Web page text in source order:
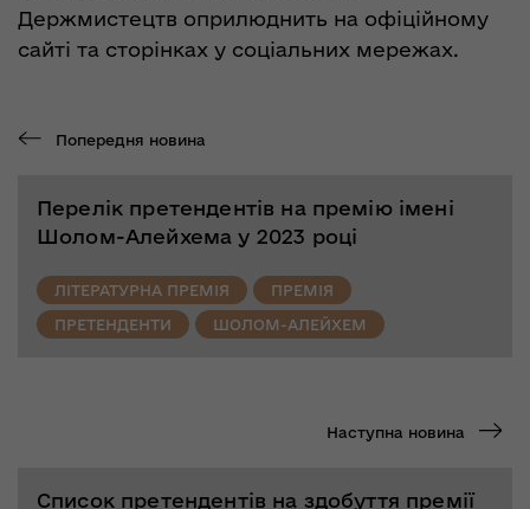
Держмистецтв оприлюднить на офіційному
сайті та сторінках у соціальних мережах.
Попередня новина
Перелік претендентів на премію імені
Шолом-Алейхема у 2023 році
ЛІТЕРАТУРНА ПРЕМІЯ ПРЕМІЯ
ПРЕТЕНДЕНТИ ШОЛОМ-АЛЕЙХЕМ
Наступна новина
Список претендентів на здобуття премії